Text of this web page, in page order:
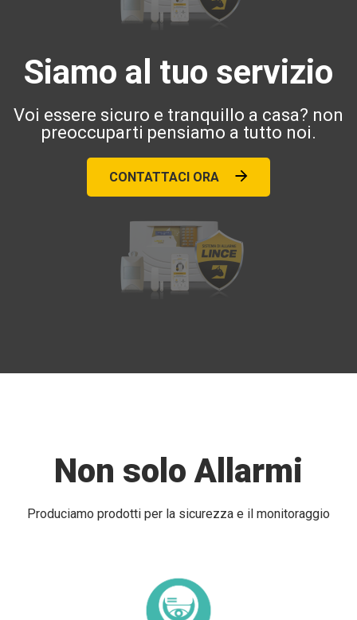
Siamo al tuo servizio
Voi essere sicuro e tranquillo a casa? non
preoccuparti pensiamo a tutto noi.
CONTATTACI ORA
Non solo Allarmi
Produciamo prodotti per la sicurezza e il monitoraggio